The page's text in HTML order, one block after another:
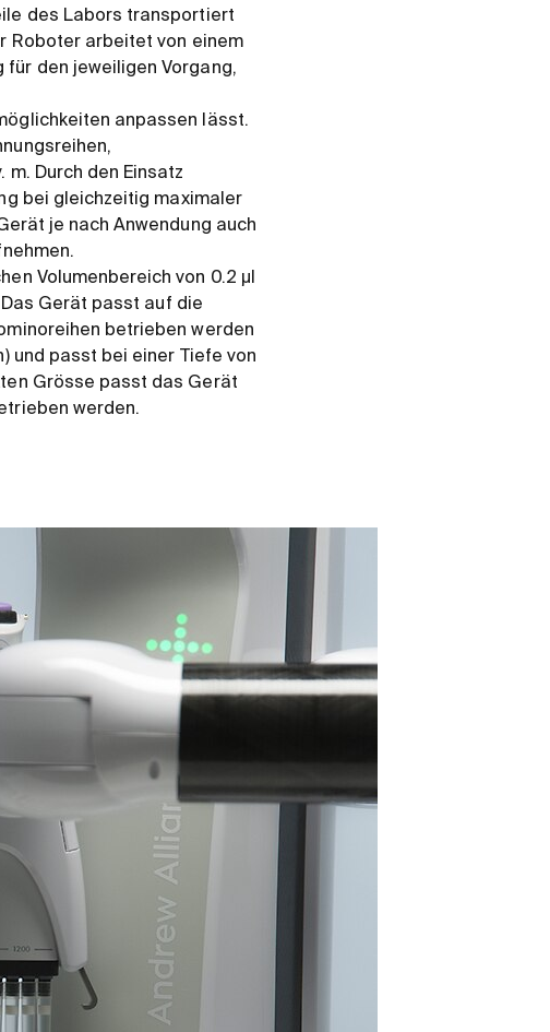
des Labors transportiert
Roboter arbeitet von einem
den jeweiligen Vorgang,
anpassen lässt.
Durch den Einsatz
bei gleichzeitig maximaler
je nach Anwendung auch
Volumenbereich von 0.2 µl
Gerät passt auf die
betrieben werden
und passt bei einer Tiefe von
Grösse passt das Gerät
werden.